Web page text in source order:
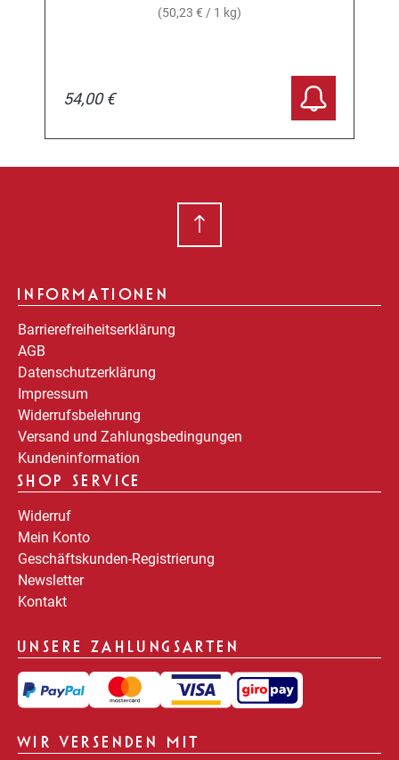
(50,23 € / 1 kg)
54,00 €
INFORMATIONEN
Barrierefreiheitserklärung
AGB
Datenschutzerklärung
Impressum
Widerrufsbelehrung
Versand und Zahlungsbedingungen
Kundeninformation
SHOP SERVICE
Widerruf
Mein Konto
Geschäftskunden-Registrierung
Newsletter
Kontakt
UNSERE ZAHLUNGSARTEN
WIR VERSENDEN MIT